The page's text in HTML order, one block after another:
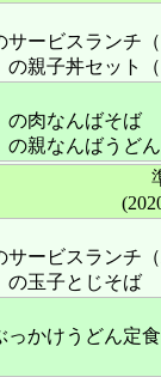
サービスランチ
の親子丼セット
の肉なんばそば
の親なんばうどん
サービスランチ
の玉子とじそば
っかけうどん定食